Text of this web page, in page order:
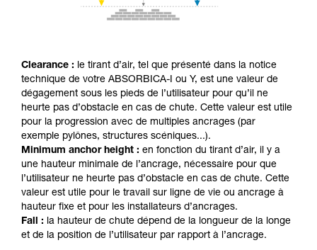
Clearance : le tirant d’air, tel que présenté dans la notice
technique de votre ABSORBICA-I ou Y, est une valeur de
dégagement sous les pieds de l’utilisateur pour qu’il ne
heurte pas d’obstacle en cas de chute. Cette valeur est utile
pour la progression avec de multiples ancrages (par
exemple pylônes, structures scéniques...).
Minimum anchor height : en fonction du tirant d’air, il y a
une hauteur minimale de l’ancrage, nécessaire pour que
l’utilisateur ne heurte pas d’obstacle en cas de chute. Cette
valeur est utile pour le travail sur ligne de vie ou ancrage à
hauteur fixe et pour les installateurs d’ancrages.
Fall : la hauteur de chute dépend de la longueur de la longe
et de la position de l’utilisateur par rapport à l’ancrage.